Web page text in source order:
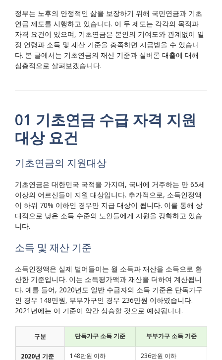
정부는 노후의 안정적인 삶을 보장하기 위해 국민연금과 기초
연금 제도를 시행하고 있습니다. 이 두 제도는 각각의 목적과
자격 요건이 있으며, 기초연금은 본인의 기여도와 관계없이 일
정 연령과 소득 및 재산 기준을 충족하면 지급받을 수 있습니
다. 본 글에서는 기초연금의 재산 기준과 실버론 대출에 대해
심층적으로 살펴보겠습니다.
01 기초연금 수급 자격 지원
대상 요건
기초연금의 지원대상
기초연금은 대한민국 국적을 가지며, 국내에 거주하는 만 65세
이상의 어르신들이 지원 대상입니다. 추가적으로, 소득인정액
이 하위 70% 이하인 경우만 지급 대상이 됩니다. 이를 통해 상
대적으로 낮은 소득 수준의 노인들에게 지원을 강화하고 있습
니다.
소득 및 재산 기준
소득인정액은 실제 벌어들이는 월 소득과 재산을 소득으로 환
산한 기준입니다. 이는 소득평가액과 재산을 더하여 계산됩니
다. 예를 들어, 2020년도 일반 수급자의 소득 기준은 단독가구
인 경우 148만원, 부부가구인 경우 236만원 이하였습니다.
2021년에는 이 기준이 약간 상승할 것으로 예상됩니다.
구분 단독가구 소득 기준 부부가구 소득 기준
2020년 기준 148만원 이하 236만원 이하